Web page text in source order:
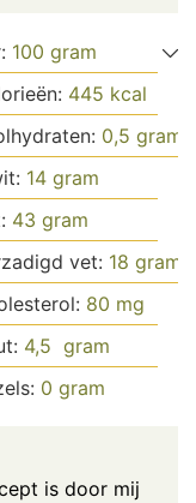
100 gram
445 kcal
0,5 gram
14 gram
43 gram
vet: 18 gram
80 mg
4,5 gram
0 gram
is door mij